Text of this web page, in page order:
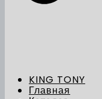
KING TONY
Главная